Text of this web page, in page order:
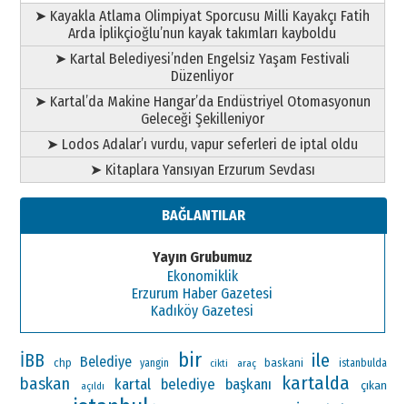
➤ Kayakla Atlama Olimpiyat Sporcusu Milli Kayakçı Fatih
Arda İplikçioğlu’nun kayak takımları kayboldu
➤ Kartal Belediyesi’nden Engelsiz Yaşam Festivali
Düzenliyor
➤ Kartal’da Makine Hangar’da Endüstriyel Otomasyonun
Geleceği Şekilleniyor
➤ Lodos Adalar’ı vurdu, vapur seferleri de iptal oldu
➤ Kitaplara Yansıyan Erzurum Sevdası
BAĞLANTILAR
Yayın Grubumuz
Ekonomiklik
Erzurum Haber Gazetesi
Kadıköy Gazetesi
İBB chp Belediye yangin bir cikti araç baskani ile istanbulda
baskan açıldı kartal belediye başkanı kartalda çıkan